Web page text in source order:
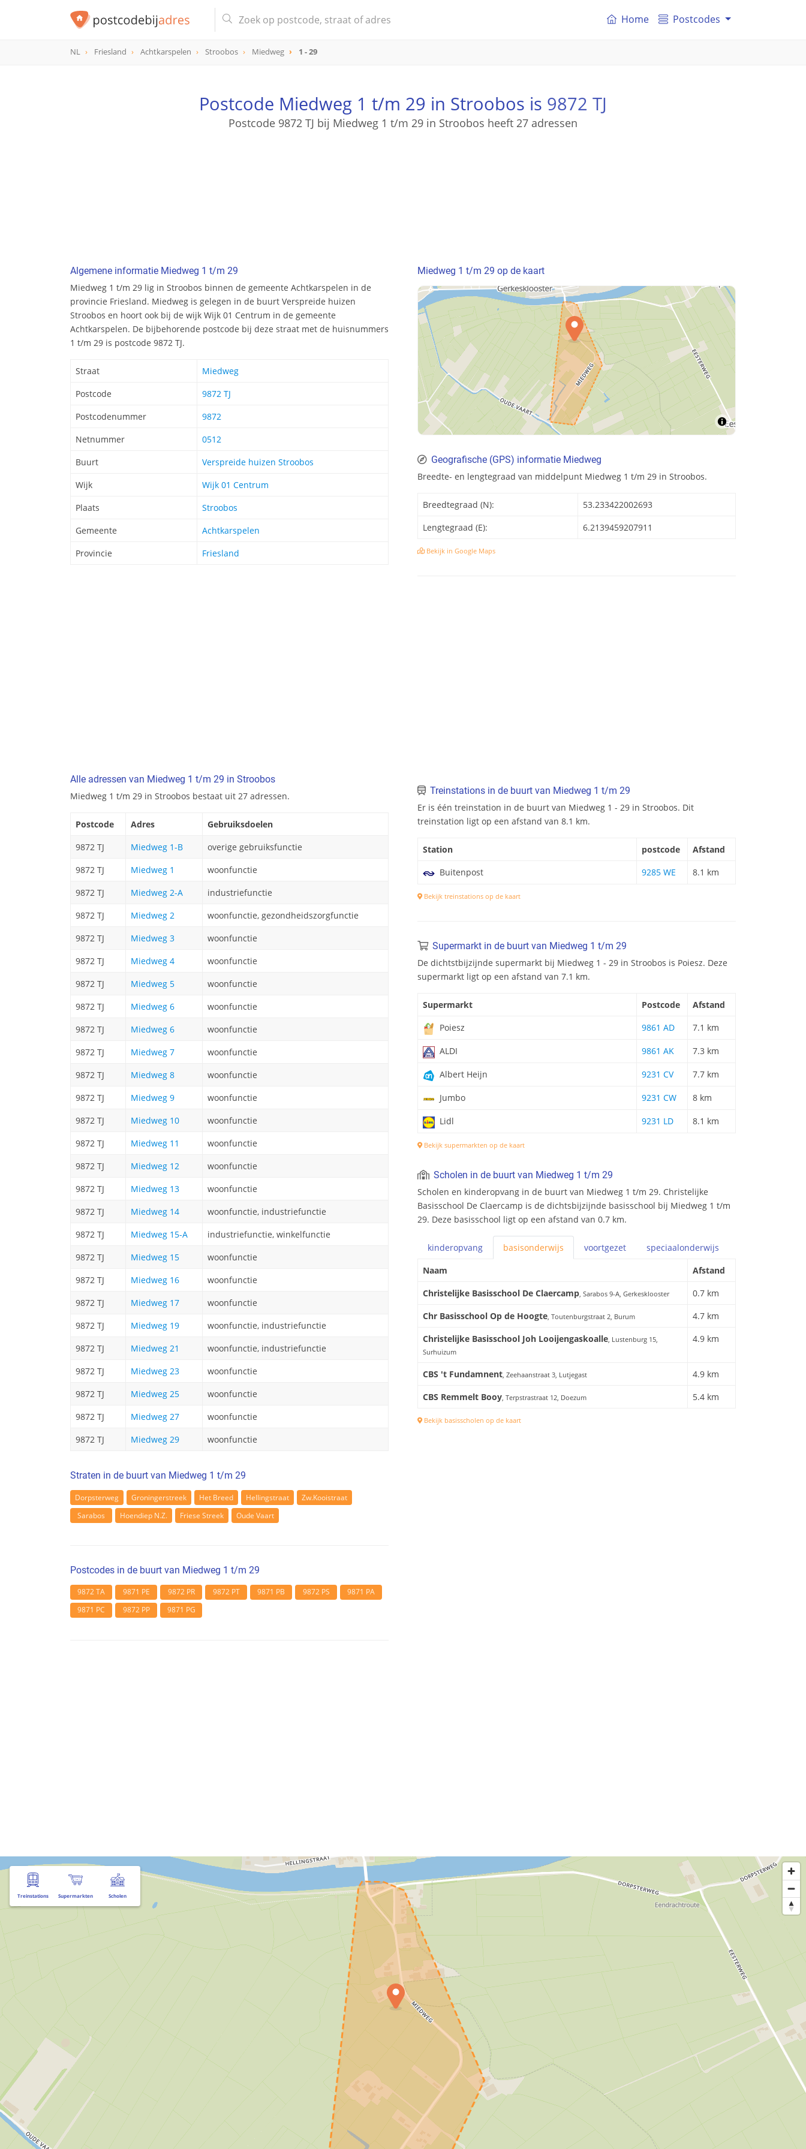
Home Postcodes
NL Friesland Achtkarspelen Stroobos Miedweg 1 - 29
Postcode Miedweg 1 t/m 29 in Stroobos is 9872 TJ
Postcode 9872 TJ bij Miedweg 1 t/m 29 in Stroobos heeft 27 adressen
Algemene informatie Miedweg 1 t/m 29
Miedweg 1 t/m 29 lig in Stroobos binnen de gemeente Achtkarspelen in de
provincie Friesland. Miedweg is gelegen in de buurt Verspreide huizen
Stroobos en hoort ook bij de wijk Wijk 01 Centrum in de gemeente
Achtkarspelen. De bijbehorende postcode bij deze straat met de huisnummers
1 t/m 29 is postcode 9872 TJ.
Straat
Miedweg
Postcode
9872 TJ
Postcodenummer
9872
Netnummer
0512
Buurt
Verspreide huizen Stroobos
Wijk
Wijk 01 Centrum
Plaats
Stroobos
Gemeente
Achtkarspelen
Provincie
Friesland
Alle adressen van Miedweg 1 t/m 29 in Stroobos
Miedweg 1 t/m 29 in Stroobos bestaat uit 27 adressen.
Postcode Adres
Gebruiksdoelen
9872 TJ
Miedweg 1-B
overige gebruiksfunctie
9872 TJ
Miedweg 1
woonfunctie
9872 TJ
Miedweg 2-A
industriefunctie
9872 TJ
Miedweg 2
woonfunctie, gezondheidszorgfunctie
9872 TJ
Miedweg 3
woonfunctie
9872 TJ
Miedweg 4
woonfunctie
9872 TJ
Miedweg 5
woonfunctie
9872 TJ
Miedweg 6
woonfunctie
9872 TJ
Miedweg 6
woonfunctie
9872 TJ
Miedweg 7
woonfunctie
9872 TJ
Miedweg 8
woonfunctie
9872 TJ
Miedweg 9
woonfunctie
9872 TJ
Miedweg 10
woonfunctie
9872 TJ
Miedweg 11
woonfunctie
9872 TJ
Miedweg 12
woonfunctie
9872 TJ
Miedweg 13
woonfunctie
9872 TJ
Miedweg 14
woonfunctie, industriefunctie
9872 TJ
Miedweg 15-A
industriefunctie, winkelfunctie
9872 TJ
Miedweg 15
woonfunctie
9872 TJ
Miedweg 16
woonfunctie
9872 TJ
Miedweg 17
woonfunctie
9872 TJ
Miedweg 19
woonfunctie, industriefunctie
9872 TJ
Miedweg 21
woonfunctie, industriefunctie
9872 TJ
Miedweg 23
woonfunctie
9872 TJ
Miedweg 25
woonfunctie
9872 TJ
Miedweg 27
woonfunctie
9872 TJ
Miedweg 29 woonfunctie
Straten in de buurt van Miedweg 1 t/m 29
Dorpsterweg Groningerstreek Het Breed Hellingstraat
Zw.Kooistraat
Sarabos
Hoendiep N.Z. Friese Streek Oude Vaart
Postcodes in de buurt van Miedweg 1 t/m 29
9872 TA 9871 PE 9872 PR 9872 PT 9871 PB 9872 PS
9871 PA
9871 PC
9872 PP 9871 PG
Miedweg 1 t/m 29 op de kaart
Geografische (GPS) informatie Miedweg
Breedte- en lengtegraad van middelpunt Miedweg 1 t/m 29 in Stroobos.
Breedtegraad (N):
53.233422002693
Lengtegraad (E):
6.2139459207911
Bekijk in Google Maps
Treinstations in de buurt van Miedweg 1 t/m 29
Er is één treinstation in de buurt van Miedweg 1 - 29 in Stroobos. Dit
treinstation ligt op een afstand van 8.1 km.
Station postcode
Afstand
Buitenpost
9285 WE 8.1 km
Bekijk treinstations op de kaart
Supermarkt in de buurt van Miedweg 1 t/m 29
De dichtstbijzijnde supermarkt bij Miedweg 1 - 29 in Stroobos is Poiesz. Deze
supermarkt ligt op een afstand van 7.1 km.
Supermarkt Postcode
Afstand
Poiesz
9861 AD 7.1 km
ALDI 9861 AK 7.3 km
Albert Heijn 9231 CV 7.7 km
Jumbo 9231 CW 8 km
Lidl 9231 LD 8.1 km
Bekijk supermarkten op de kaart
Scholen in de buurt van Miedweg 1 t/m 29
Scholen en kinderopvang in de buurt van Miedweg 1 t/m 29. Christelijke
Basisschool De Claercamp is de dichtsbijzijnde basisschool bij Miedweg 1 t/m
29. Deze basisschool ligt op een afstand van 0.7 km.
kinderopvang basisonderwijs voortgezet speciaalonderwijs
Naam
Afstand
Christelijke Basisschool De Claercamp, Sarabos 9-A, Gerkesklooster
0.7 km
Chr Basisschool Op de Hoogte, Toutenburgstraat 2, Burum
4.7 km
Christelijke Basisschool Joh Looijengaskoalle, Lustenburg 15,
Surhuizum
4.9 km
CBS 't Fundamnent, Zeehaanstraat 3, Lutjegast
4.9 km
CBS Remmelt Booy, Terpstrastraat 12, Doezum 5.4 km
Bekijk basisscholen op de kaart
Treinstations Supermarkten Scholen